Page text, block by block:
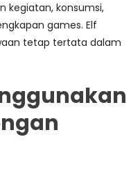
kegiatan, konsumsi,
games. Elf
tetap tertata dalam